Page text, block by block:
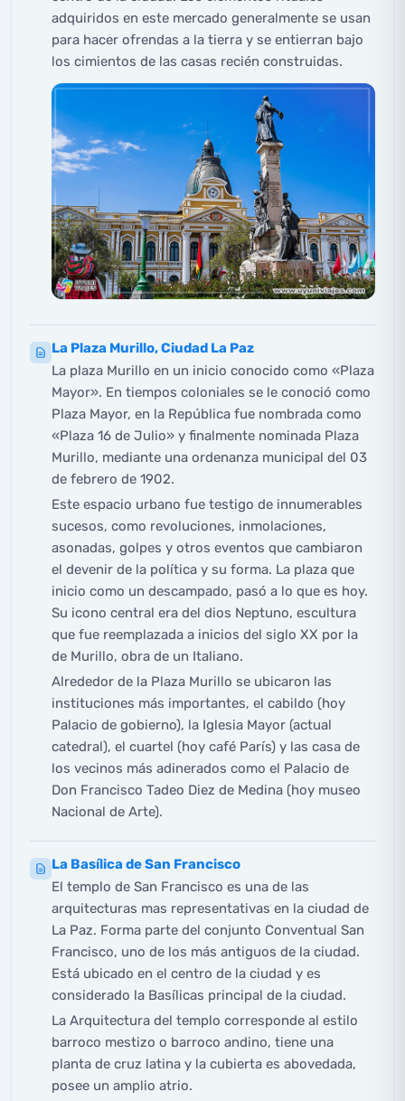
adquiridos en este mercado generalmente se usan
para hacer ofrendas a la tierra y se entierran bajo
los cimientos de las casas recién construidas.
La Plaza Murillo, Ciudad La Paz
La plaza Murillo en un inicio conocido como «Plaza
Mayor». En tiempos coloniales se le conoció como
Plaza Mayor, en la República fue nombrada como
«Plaza 16 de Julio» y finalmente nominada Plaza
Murillo, mediante una ordenanza municipal del 03
de febrero de 1902.
Este espacio urbano fue testigo de innumerables
sucesos, como revoluciones, inmolaciones,
asonadas, golpes y otros eventos que cambiaron
el devenir de la política y su forma. La plaza que
inicio como un descampado, pasó a lo que es hoy.
Su icono central era del dios Neptuno, escultura
que fue reemplazada a inicios del siglo XX por la
de Murillo, obra de un Italiano.
Alrededor de la Plaza Murillo se ubicaron las
instituciones más importantes, el cabildo (hoy
Palacio de gobierno), la Iglesia Mayor (actual
catedral), el cuartel (hoy café París) y las casa de
los vecinos más adinerados como el Palacio de
Don Francisco Tadeo Diez de Medina (hoy museo
Nacional de Arte).
La Basílica de San Francisco
El templo de San Francisco es una de las
arquitecturas mas representativas en la ciudad de
La Paz. Forma parte del conjunto Conventual San
Francisco, uno de los más antiguos de la ciudad.
Está ubicado en el centro de la ciudad y es
considerado la Basílicas principal de la ciudad.
La Arquitectura del templo corresponde al estilo
barroco mestizo o barroco andino, tiene una
planta de cruz latina y la cubierta es abovedada,
posee un amplio atrio.